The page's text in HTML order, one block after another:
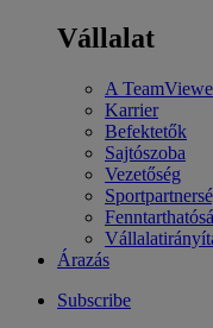
Vállalat
A
Karrier
Befektetők
Sajtószoba
Vezetőség
Árazás
Subscribe